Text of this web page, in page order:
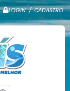
LOGIN / CADASTRO